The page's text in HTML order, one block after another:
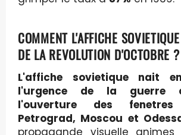
COMMENT L'AFFICHE
DE LA REVOLUTION D'OCTOBRE ?
L'affiche sovietique nait
l'urgence de la guerre
l'ouverture des
Petrograd, Moscou et
propagande visuelle